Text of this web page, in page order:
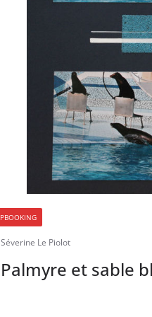
Séverine Le Piolot
et sable